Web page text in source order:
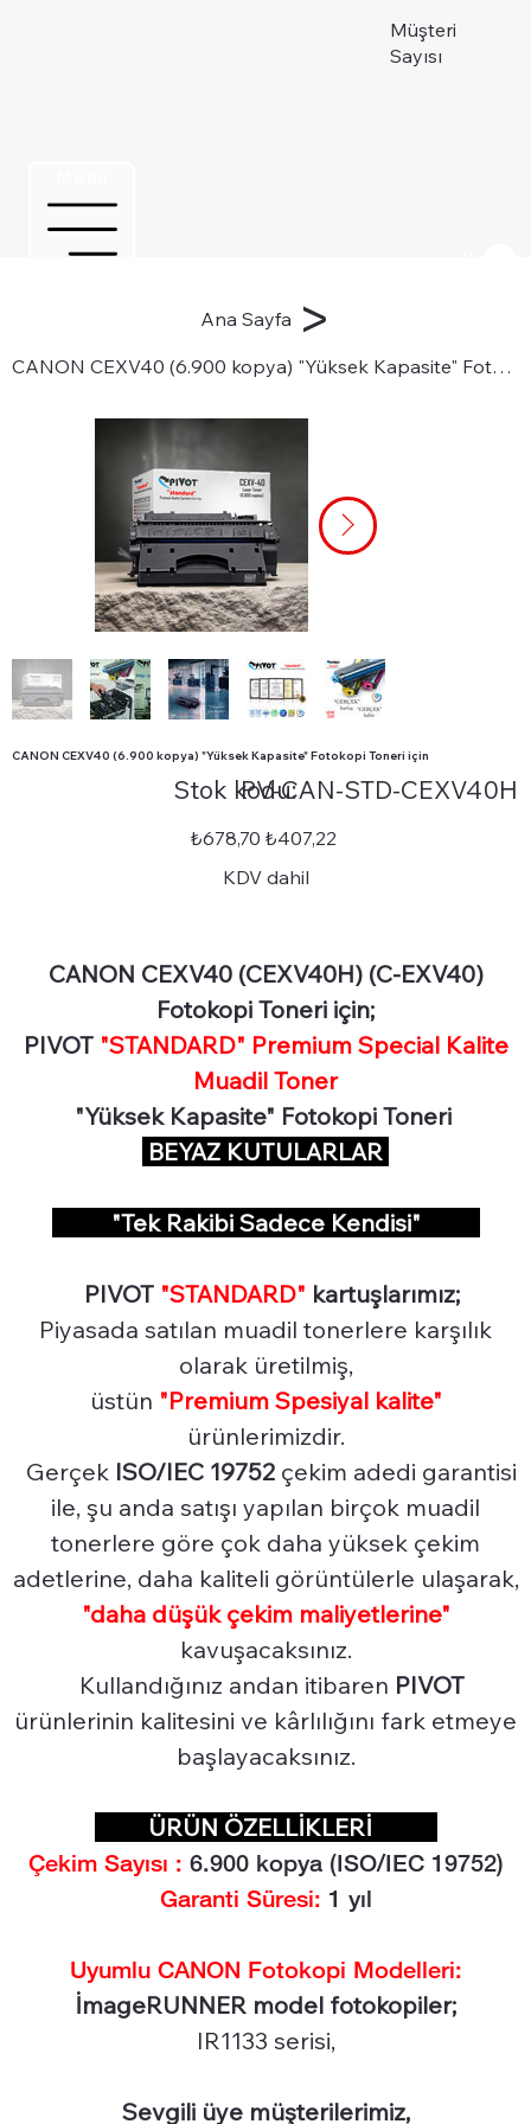
Müşteri
Sayısı
Ana Sayfa >
CANON CEXV40 (6.900 kopya) "Yüksek Kapasite" Fotokopi Toneri için
CANON CEXV40 (6.900 kopya) "Yüksek Kapasite" Fotokopi Toneri için
Stok kodu:
kodu:
STD-
CEXV40H
PV-CAN-STD-CEXV40H
Orijinal
fiyat
₺678,70 İndirimli
fiyat
₺407,22
KDV dahil
CANON CEXV40 (CEXV40H) (C-EXV40)
Fotokopi Toneri için;
PIVOT "STANDARD" Premium Special Kalite
Muadil Toner
"Yüksek Kapasite" Fotokopi Toneri
BEYAZ KUTULARLAR
"Tek Rakibi Sadece Kendisi"
PIVOT "STANDARD" kartuşlarımız;
Piyasada satılan muadil tonerlere karşılık
olarak üretilmiş,
üstün "Premium Spesiyal kalite"
ürünlerimizdir.
Gerçek ISO/IEC 19752 çekim adedi garantisi
ile, şu anda satışı yapılan birçok muadil
tonerlere göre çok daha yüksek çekim
adetlerine, daha kaliteli görüntülerle ulaşarak,
"daha düşük çekim maliyetlerine"
kavuşacaksınız.
Kullandığınız andan itibaren PIVOT
ürünlerinin kalitesini ve kârlılığını fark etmeye
başlayacaksınız.
ÜRÜN ÖZELLİKLERİ
Çekim Sayısı : 6.900 kopya (ISO/IEC 19752)
Garanti Süresi: 1 yıl
Uyumlu CANON Fotokopi Modelleri:
İmageRUNNER model fotokopiler;
IR1133 serisi,
Sevgili üye müşterilerimiz,